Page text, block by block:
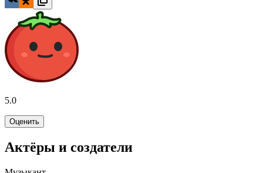
5.0
Оценить
Актёры и создатели